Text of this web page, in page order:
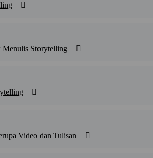
Menulis Storytelling
Video dan Tulisan